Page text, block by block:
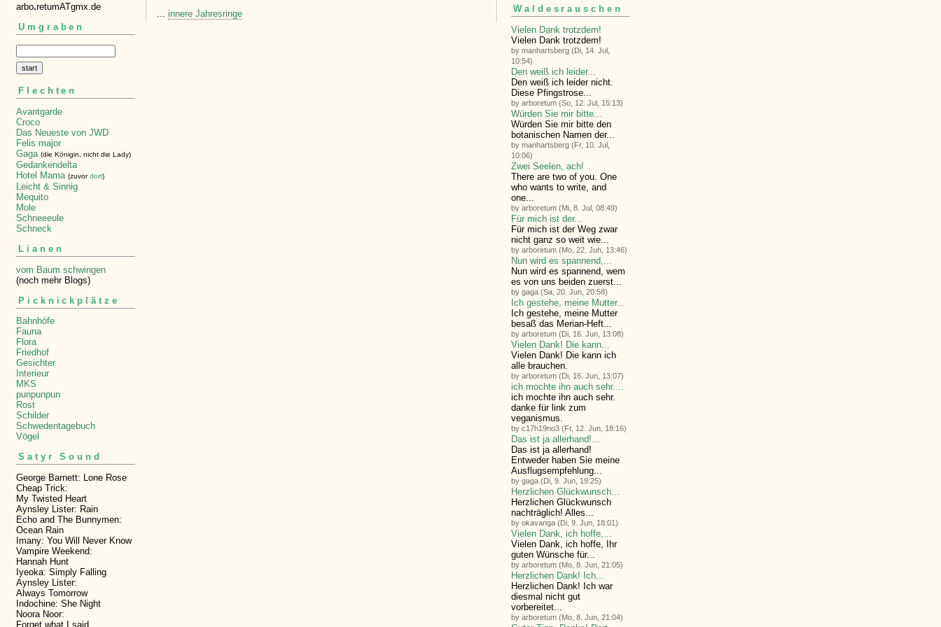
arbo.retumATgmx.de
Umgraben
Flechten
Avantgarde
Croco
Das Neueste von JWD
Felis major
Gaga (die Königin, nicht die Lady)
Gedankendelta
Hotel Mama (zuvordort)
Leicht & Sinnig
Mequito
Mole
Schneeeule
Schneck
Lianen
vom Baum schwingen
(noch mehr Blogs)
Picknickplätze
Bahnhöfe
Fauna
Flora
Friedhof
Gesichter
Interieur
MKS
punpunpun
Rost
Schilder
Schwedentagebuch
Vögel
Satyr Sound
George Barnett: Lone Rose
Cheap Trick:
My Twisted Heart
Aynsley Lister: Rain
Echo and The Bunnymen:
Ocean Rain
Imany: You Will Never Know
Vampire Weekend:
Hannah Hunt
Iyeoka: Simply Falling
Aynsley Lister:
Always Tomorrow
Indochine: She Night
Noora Noor:
Forget what I said
... innere Jahresringe
Waldesrauschen
Vielen Dank trotzdem!
Vielen Dank trotzdem!
by manhartsberg (Di, 14. Jul,
10:54)
Den weiß ich leider...
Den weiß ich leider nicht.
Diese Pfingstrose...
by arboretum (So, 12. Jul, 15:13)
Würden Sie mir bitte...
Würden Sie mir bitte den
botanischen Namen der...
by manhartsberg (Fr, 10. Jul,
10:06)
Zwei Seelen, ach!
There are two of you. One
who wants to write, and
one...
by arboretum (Mi, 8. Jul, 08:49)
Für mich ist der...
Für mich ist der Weg zwar
nicht ganz so weit wie...
by arboretum (Mo, 22. Jun, 13:46)
Nun wird es spannend,...
Nun wird es spannend, wem
es von uns beiden zuerst...
by gaga (Sa, 20. Jun, 20:58)
Ich gestehe, meine Mutter...
Ich gestehe, meine Mutter
besaß das Merian-Heft...
by arboretum (Di, 16. Jun, 13:08)
Vielen Dank! Die kann...
Vielen Dank! Die kann ich
alle brauchen.
by arboretum (Di, 16. Jun, 13:07)
ich mochte ihn auch sehr....
ich mochte ihn auch sehr.
danke für link zum
veganismus.
by c17h19no3 (Fr, 12. Jun, 18:16)
Das ist ja allerhand!...
Das ist ja allerhand!
Entweder haben Sie meine
Ausflugsempfehlung...
by gaga (Di, 9. Jun, 19:25)
Herzlichen Glückwunsch...
Herzlichen Glückwunsch
nachträglich! Alles...
by okavanga (Di, 9. Jun, 18:01)
Vielen Dank, ich hoffe,...
Vielen Dank, ich hoffe, Ihr
guten Wünsche für...
by arboretum (Mo, 8. Jun, 21:05)
Herzlichen Dank! Ich...
Herzlichen Dank! Ich war
diesmal nicht gut
vorbereitet...
by arboretum (Mo, 8. Jun, 21:04)